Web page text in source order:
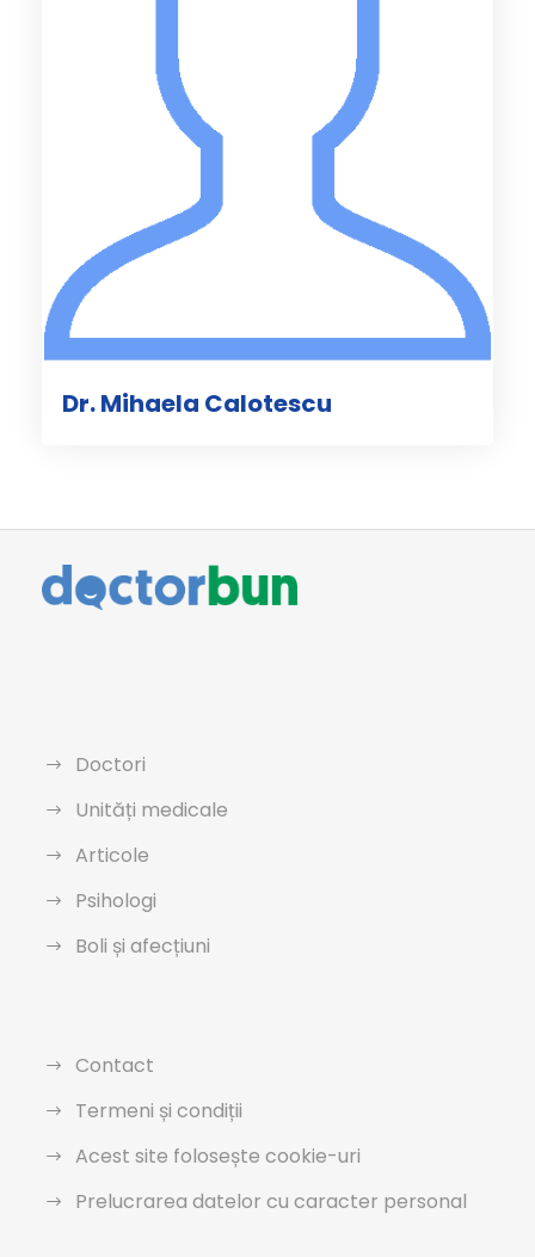
Dr. Mihaela Calotescu
Doctori
Unități medicale
Articole
Psihologi
Boli și afecțiuni
Contact
Termeni și condiții
Acest site folosește cookie-uri
Prelucrarea datelor cu caracter personal